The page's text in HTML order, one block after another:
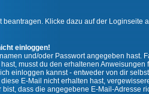
beantragen. Klicke dazu auf der Loginseite
einloggen!
und/oder Passwort angegeben hast.
musst du den erhaltenen
einloggen kannst - entweder von dir
E-Mail nicht erhalten hast,
dass die angegebene E-Mail-Adresse